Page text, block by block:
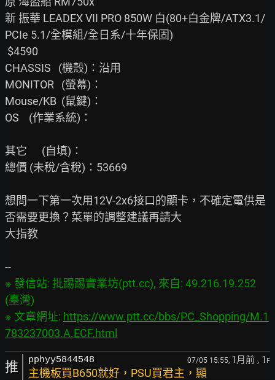
新 振華 LEADEX VII PRO 850W 白(80+白金牌/ATX3.1/
PCIe 5.1/全模組/全日系/十年保固)
CHASSIS   (機殼)：沿用
MONITOR   (螢幕)：
Mouse/KB  (鼠鍵)：
OS    (作業系統)：
其它      (自填)：
總價 (未稅/含稅)：53669
想問一下第一次用12V-2x6接口的顯卡，不確定電供是
否需要更換？菜單的調整建議再請大
大指教
※ 發信站: 批踢踢實業坊(ptt.cc), 來自: 49.216.19.252
(臺灣)
※ 文章網址: https://www.ptt.cc/bbs/PC_Shopping/M.1
783237003.A.ECF.html
推 pphyy5844548 07/05 15:55, 1月前 , 1 F
主機板買B650就好，PSU買君主，顯